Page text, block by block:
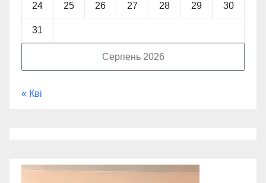
Серпень 2026
24 25 26 27 28 29 30
31
« Кві